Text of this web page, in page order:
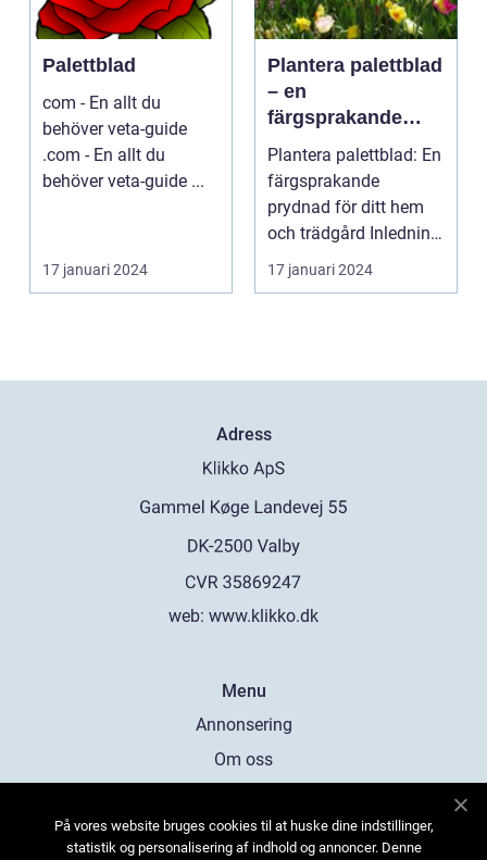
Palettblad
com - En allt du
behöver veta-guide
.com - En allt du
behöver veta-guide ...
17 januari 2024
Plantera palettblad
– en
färgsprakande
prydnad för ditt
hem och trädgård
Plantera palettblad: En
färgsprakande
prydnad för ditt hem
och trädgård Inledning
Palettblad är en ...
17 januari 2024
Adress
web: www.klikko.dk
Menu
Annonsering
Om oss
Kontakta oss
På vores website bruges cookies til at huske dine indstillinger,
statistik og personalisering af indhold og annoncer. Denne